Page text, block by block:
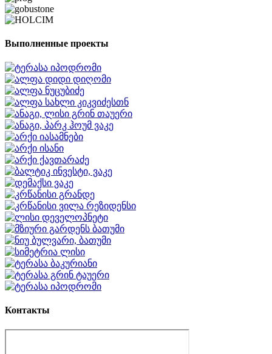
Выполненные проекты
Контакты